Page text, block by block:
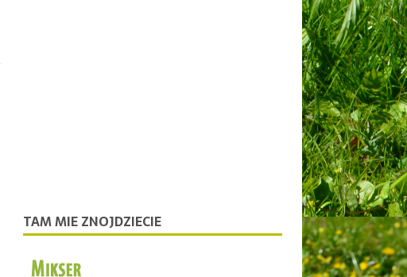
TAM MIE ZNOJDZIECIE